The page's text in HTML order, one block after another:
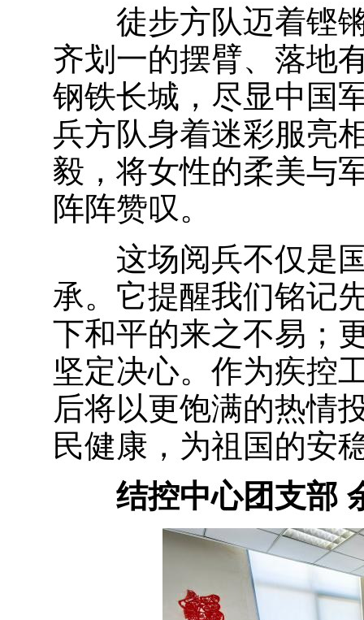
徒步方队迈着铿锵
齐划一的摆臂、落地
钢铁长城，尽显中国
兵方队身着迷彩服亮
毅，将女性的柔美与
阵阵赞叹。
这场阅兵不仅是国
承。它提醒我们铭记
下和平的来之不易；
坚定决心。作为疾控
后将以更饱满的热情
民健康，为祖国的安
结控中心团支部